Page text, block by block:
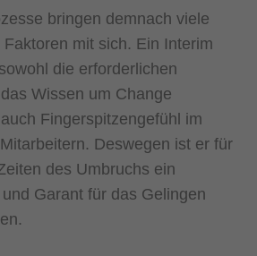
bringen demnach viele
mit sich. Ein Interim
die erforderlichen
Wissen um Change
Fingerspitzengefühl im
Deswegen ist er für
des Umbruchs ein
Garant für das Gelingen